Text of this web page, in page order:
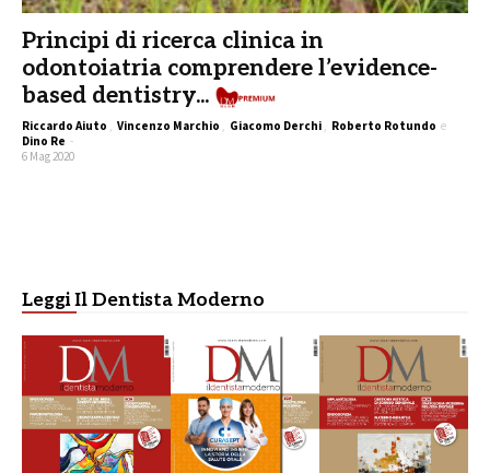
Principi di ricerca clinica in
odontoiatria comprendere l’evidence-
based dentistry...
Riccardo Aiuto , Vincenzo Marchio , Giacomo Derchi , Roberto Rotundo e
Dino Re -
6 Mag 2020
Leggi Il Dentista Moderno